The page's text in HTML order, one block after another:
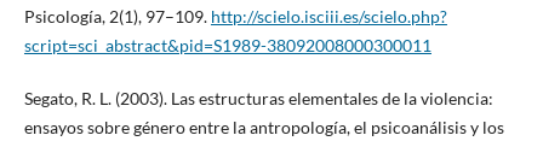
Psicología, 2(1), 97–109. http://scielo.isciii.es/scielo.php?
script=sci_abstract&pid=S1989-38092008000300011
Segato, R. L. (2003). Las estructuras elementales de la violencia:
ensayos sobre género entre la antropología, el psicoanálisis y los